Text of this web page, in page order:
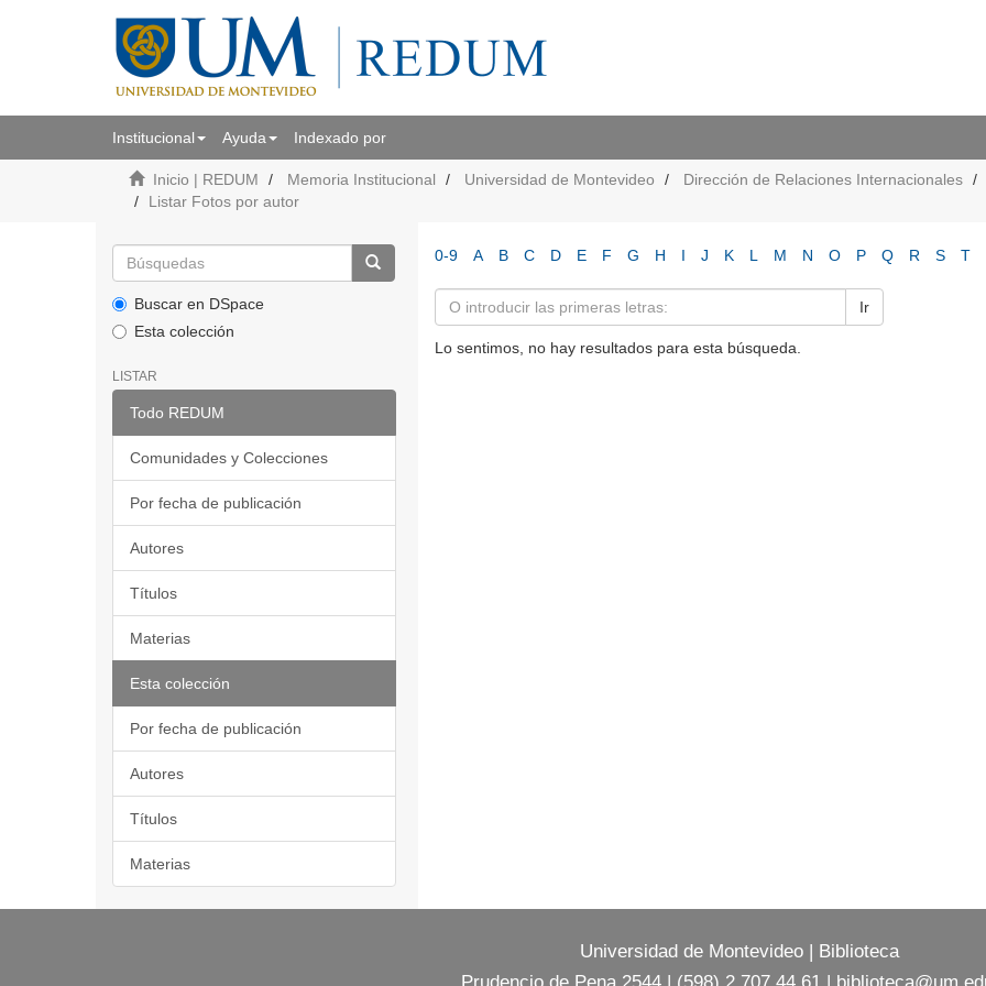
Institucional Ayuda Indexado por
Inicio | REDUM Memoria Institucional Universidad de Montevideo
Dirección de Relaciones Internacionales
Listar Fotos por autor
Buscar en DSpace
Esta colección
LISTAR
Todo REDUM
Comunidades y Colecciones
Por fecha de publicación
Autores
Títulos
Materias
Esta colección
Por fecha de publicación
Autores
Títulos
Materias
0-9 A B C D E F G H I J K L M N O P Q R S T
Ir
Lo sentimos, no hay resultados para esta búsqueda.
Universidad de Montevideo | Biblioteca